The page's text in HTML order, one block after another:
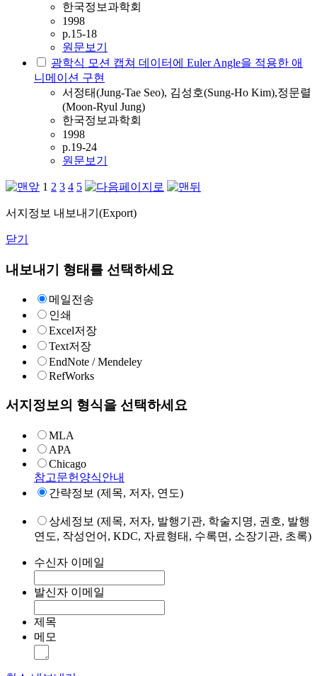
한국정보과학회
1998
p.15-18
원문보기
광학식 모션 캡쳐 데이터에 Euler Angle을 적용한 애
니메이션 구현
서정태(Jung-Tae Seo), 김성호(Sung-Ho Kim),정문렬
(Moon-Ryul Jung)
한국정보과학회
1998
p.19-24
원문보기
1 2 3 4 5
서지정보 내보내기(Export)
닫기
내보내기 형태를 선택하세요
메일전송
인쇄
Excel저장
Text저장
EndNote / Mendeley
RefWorks
서지정보의 형식을 선택하세요
MLA
APA
Chicago
참고문헌양식안내
간략정보 (제목, 저자, 연도)
상세정보 (제목, 저자, 발행기관, 학술지명, 권호, 발행
연도, 작성언어, KDC, 자료형태, 수록면, 소장기관, 초록)
수신자 이메일
발신자 이메일
제목
메모